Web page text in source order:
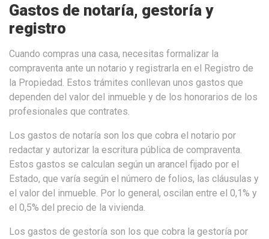
Gastos de notaría, gestoría y
registro
Cuando compras una casa, necesitas formalizar la
compraventa ante un notario y registrarla en el Registro de
la Propiedad. Estos trámites conllevan unos gastos que
dependen del valor del inmueble y de los honorarios de los
profesionales que contrates.
Los gastos de notaría son los que cobra el notario por
redactar y autorizar la escritura pública de compraventa.
Estos gastos se calculan según un arancel fijado por el
Estado, que varía según el número de folios, las cláusulas y
el valor del inmueble. Por lo general, oscilan entre el 0,1% y
el 0,5% del precio de la vivienda.
Los gastos de gestoría son los que cobra la gestoría por